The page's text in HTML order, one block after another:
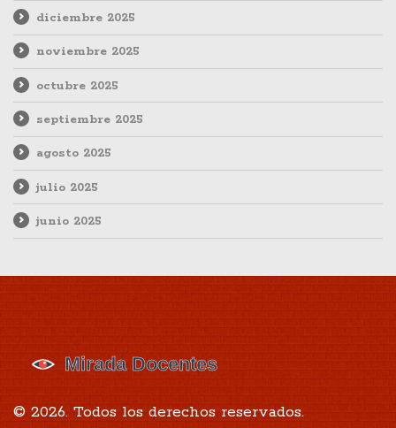
diciembre 2025
noviembre 2025
octubre 2025
septiembre 2025
agosto 2025
julio 2025
junio 2025
© 2026. Todos los derechos reservados.